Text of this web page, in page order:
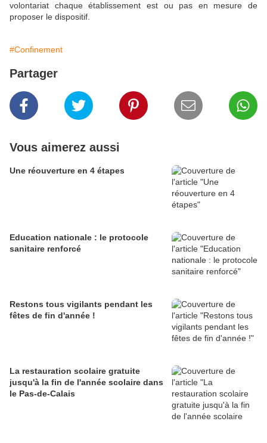
volontariat chaque établissement est ou pas en mesure de
proposer le dispositif.
#Confinement
Partager
Vous aimerez aussi
Une réouverture en 4 étapes
Education nationale : le protocole
sanitaire renforcé
Restons tous vigilants pendant les
fêtes de fin d'année !
La restauration scolaire gratuite
jusqu'à la fin de l'année scolaire dans
le Pas-de-Calais